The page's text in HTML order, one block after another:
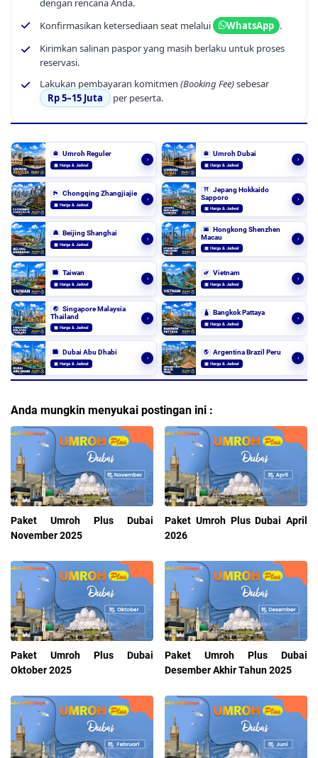
dengan rencana Anda.
Konfirmasikan ketersediaan seat melalui
WhatsApp .
Kirimkan salinan paspor yang masih berlaku untuk proses
reservasi.
Lakukan pembayaran komitmen (Booking Fee)sebesar
Rp 5–15 Juta
per peserta.
🕋 Umroh Reguler
▣ Harga & Jadwal
›
🕋 Umroh Dubai
▣ Harga & Jadwal
›
🏞️ Chongqing Zhangjiajie
▣ Harga & Jadwal
›
⛩️
Jepang Hokkaido
Sapporo
▣ Harga & Jadwal
›
🏯 Beijing Shanghai
▣ Harga & Jadwal
›
🌆
Hongkong Shenzhen
Macau
▣ Harga & Jadwal
›
🏙️ Taiwan
▣ Harga & Jadwal
›
🌿 Vietnam
▣ Harga & Jadwal
›
🌏
Singapore Malaysia
Thailand
▣ Harga & Jadwal
›
🛕 Bangkok Pattaya
▣ Harga & Jadwal
›
🏙️ Dubai Abu Dhabi
▣ Harga & Jadwal
›
🌎 Argentina Brazil Peru
▣ Harga & Jadwal
›
Anda mungkin menyukai postingan ini :
Paket Umroh Plus Dubai
November 2025
Paket Umroh Plus Dubai April
2026
Paket Umroh Plus Dubai
Oktober 2025
Paket Umroh Plus Dubai
Desember Akhir Tahun 2025